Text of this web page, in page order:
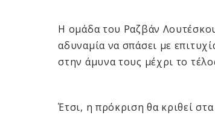
Η ομάδα του Ραζβάν
αδυναμία να σπάσει με
στην άμυνα τους μέχρι το
Έτσι, η πρόκριση θα κριθεί